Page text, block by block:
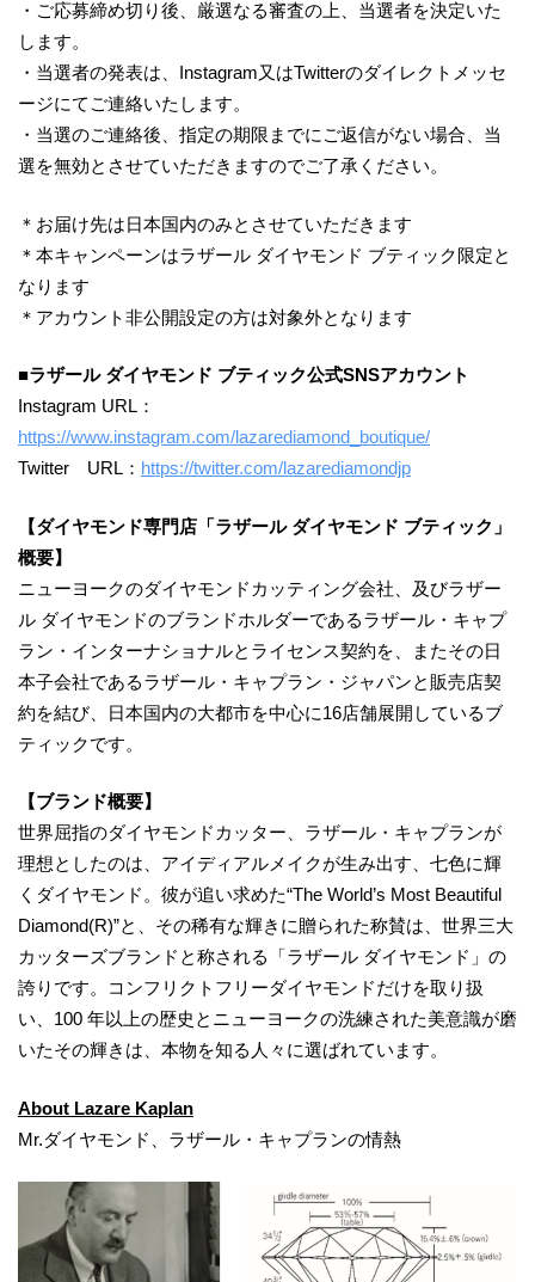
・ご応募締め切り後、厳選なる審査の上、当選者を決定いた
します。
・当選者の発表は、Instagram又はTwitterのダイレクトメッセ
ージにてご連絡いたします。
・当選のご連絡後、指定の期限までにご返信がない場合、当
選を無効とさせていただきますのでご了承ください。
＊お届け先は日本国内のみとさせていただきます
＊本キャンペーンはラザール ダイヤモンド ブティック限定と
なります
＊アカウント非公開設定の方は対象外となります
■ラザール ダイヤモンド ブティック公式SNSアカウント
Instagram URL：
https://www.instagram.com/lazarediamond_boutique/
Twitter URL： https://twitter.com/lazarediamondjp
【ダイヤモンド専門店「ラザール ダイヤモンド ブティック」
概要】
ニューヨークのダイヤモンドカッティング会社、及びラザー
ル ダイヤモンドのブランドホルダーであるラザール・キャプ
ラン・インターナショナルとライセンス契約を、またその日
本子会社であるラザール・キャプラン・ジャパンと販売店契
約を結び、日本国内の大都市を中心に16店舗展開しているブ
ティックです。
【ブランド概要】
世界屈指のダイヤモンドカッター、ラザール・キャプランが
理想としたのは、アイディアルメイクが生み出す、七色に輝
くダイヤモンド。彼が追い求めた“The World’s Most Beautiful
Diamond(R)”と、その稀有な輝きに贈られた称賛は、世界三大
カッターズブランドと称される「ラザール ダイヤモンド」の
誇りです。コンフリクトフリーダイヤモンドだけを取り扱
い、100 年以上の歴史とニューヨークの洗練された美意識が磨
いたその輝きは、本物を知る人々に選ばれています。
About Lazare Kaplan
Mr.ダイヤモンド、ラザール・キャプランの情熱